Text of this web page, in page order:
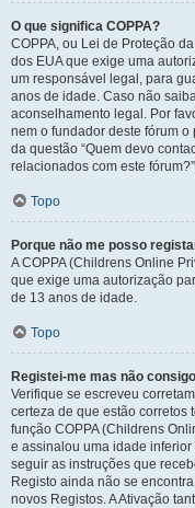
O que significa COPPA?
COPPA, ou Lei de Proteção
dos EUA que exige uma
um responsável legal, para
anos de idade. Caso não
aconselhamento legal. Por
nem o fundador deste fórum
da questão “Quem devo
relacionados com este
Topo
Porque não me posso
A COPPA (Childrens Online
que exige uma autorização
de 13 anos de idade.
Topo
Registei-me mas não
Verifique se escreveu
certeza de que estão corretos
função COPPA (Childrens
e assinalou uma idade
seguir as instruções que
Registo ainda não se
novos Registos. A Ativação